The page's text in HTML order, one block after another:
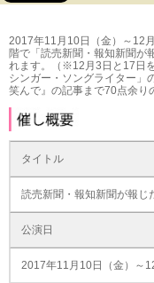
2017年11月10日（金）～12
階で「読売新聞・報知新聞が
れます。（※12月3日と17日
シンガー・ソングライター」
笑んで』の記事まで70点余り
タイトル
読売新聞・報知新聞が報じ
公演日
2017年11月10日（金）～